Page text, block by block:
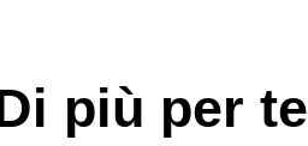
più per te